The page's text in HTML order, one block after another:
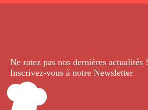
Ne ratez pas nos dernières actualités !
Inscrivez-vous à notre Newsletter.